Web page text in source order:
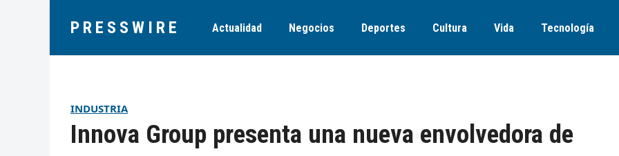
PRESSWIRE Actualidad Negocios Deportes Cultura Vida Tecnología
INDUSTRIA
Innova Group presenta una nueva envolvedora de